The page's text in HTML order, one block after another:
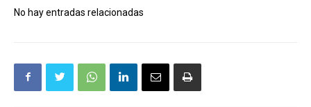
No hay entradas relacionadas